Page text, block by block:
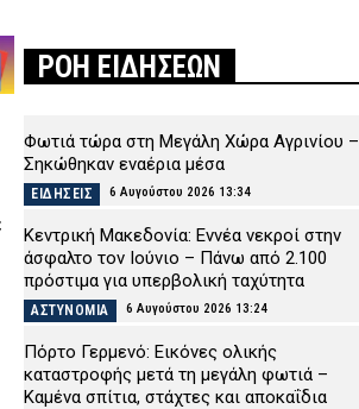
ΡΟΗ ΕΙΔΗΣΕΩΝ
Φωτιά τώρα στη Μεγάλη Χώρα Αγρινίου –
Σηκώθηκαν εναέρια μέσα
ΕΙΔΗΣΕΙΣ 6 Αυγούστου 2026 13:34
Κεντρική Μακεδονία: Εννέα νεκροί στην
άσφαλτο τον Ιούνιο – Πάνω από 2.100
πρόστιμα για υπερβολική ταχύτητα
ΑΣΤΥΝΟΜΙΑ 6 Αυγούστου 2026 13:24
Πόρτο Γερμενό: Εικόνες ολικής
καταστροφής μετά τη μεγάλη φωτιά –
Καμένα σπίτια, στάχτες και αποκαΐδια